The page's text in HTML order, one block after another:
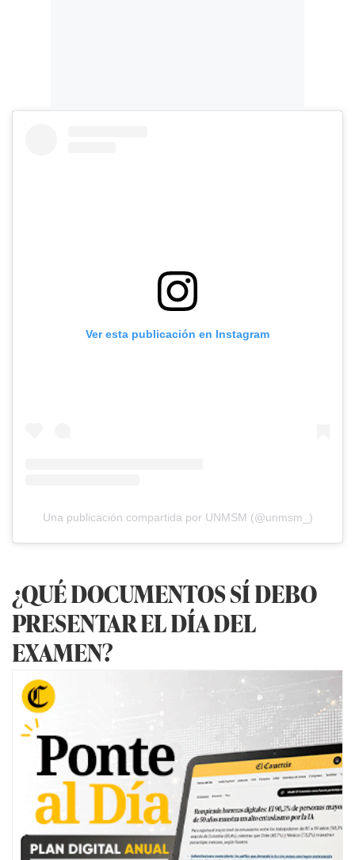
Ver esta publicación en Instagram
Una publicación compartida por UNMSM (@unmsm_)
¿QUÉ DOCUMENTOS SÍ DEBO
PRESENTAR EL DÍA DEL
EXAMEN?